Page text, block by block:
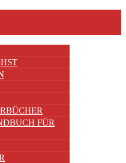
FÜR